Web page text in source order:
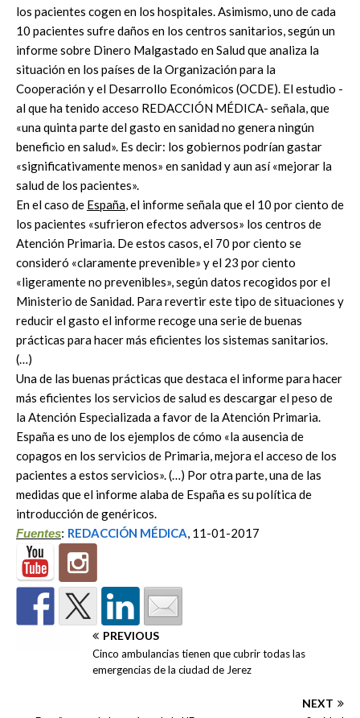
los pacientes cogen en los hospitales. Asimismo, uno de cada
10 pacientes sufre daños en los centros sanitarios, según un
informe sobre Dinero Malgastado en Salud que analiza la
situación en los países de la Organización para la
Cooperación y el Desarrollo Económicos (OCDE). El estudio -
al que ha tenido acceso REDACCIÓN MÉDICA- señala, que
«una quinta parte del gasto en sanidad no genera ningún
beneficio en salud». Es decir: los gobiernos podrían gastar
«significativamente menos» en sanidad y aun así «mejorar la
salud de los pacientes».
En el caso de España, el informe señala que el 10 por ciento de
los pacientes «sufrieron efectos adversos» los centros de
Atención Primaria. De estos casos, el 70 por ciento se
consideró «claramente prevenible» y el 23 por ciento
«ligeramente no prevenibles», según datos recogidos por el
Ministerio de Sanidad. Para revertir este tipo de situaciones y
reducir el gasto el informe recoge una serie de buenas
prácticas para hacer más eficientes los sistemas sanitarios.
(…)
Una de las buenas prácticas que destaca el informe para hacer
más eficientes los servicios de salud es descargar el peso de
la Atención Especializada a favor de la Atención Primaria.
España es uno de los ejemplos de cómo «la ausencia de
copagos en los servicios de Primaria, mejora el acceso de los
pacientes a estos servicios». (…) Por otra parte, una de las
medidas que el informe alaba de España es su política de
introducción de genéricos.
Fuentes: REDACCIÓN MÉDICA, 11-01-2017
PREVIOUS
Cinco ambulancias tienen que cubrir todas las
emergencias de la ciudad de Jerez
NEXT